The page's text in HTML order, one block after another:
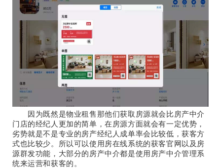
因为既然是物业租售那他们获取房源就会比房产中介
门店的经纪人更加的简单，在房源方面就会有一定优势，
劣势就是不是专业的房产经纪人成单率会比较低，获客方
式也比较少。所以可以使用房在线系统的获客官网以及房
源群发功能，大部分的房产中介都是使用房产中介管理系
统来运营和获客的。